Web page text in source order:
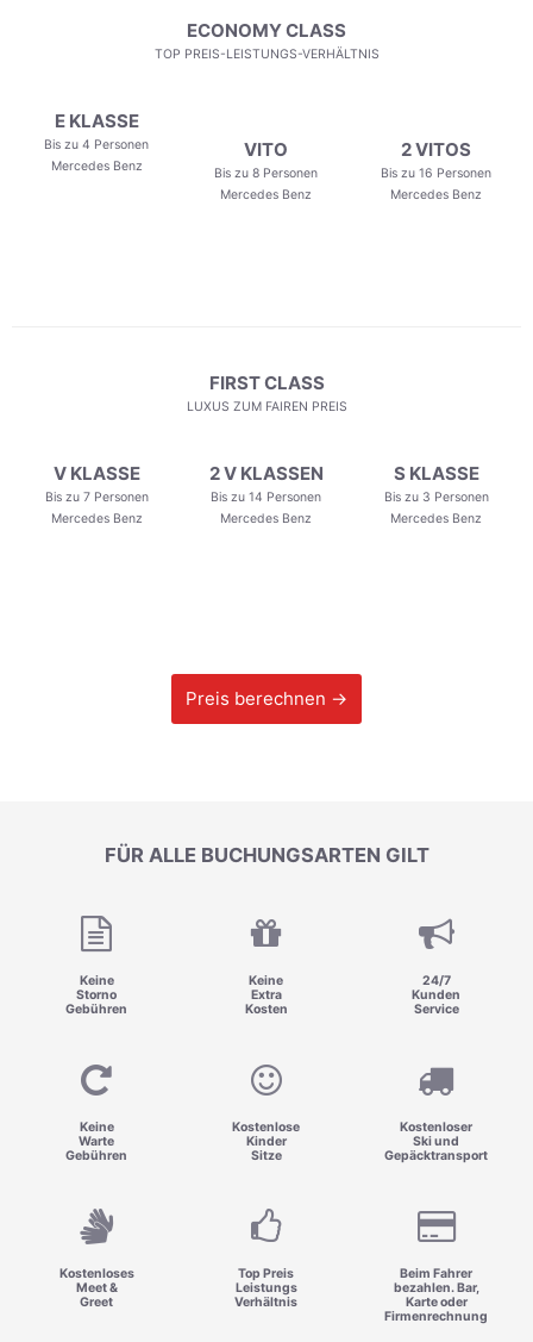
ECONOMY CLASS
TOP PREIS-LEISTUNGS-VERHÄLTNIS
E KLASSE
Bis zu 4 Personen
Mercedes Benz
VITO
Bis zu 8 Personen
Mercedes Benz
2 VITOS
Bis zu 16 Personen
Mercedes Benz
FIRST CLASS
LUXUS ZUM FAIREN PREIS
V KLASSE
Bis zu 7 Personen
Mercedes Benz
2 V KLASSEN
Bis zu 14 Personen
Mercedes Benz
S KLASSE
Bis zu 3 Personen
Mercedes Benz
Preis berechnen →
FÜR ALLE BUCHUNGSARTEN GILT
Keine
Storno
Gebühren
Keine
Extra
Kosten
24/7
Kunden
Service
Keine
Warte
Gebühren
Kostenlose
Kinder
Sitze
Kostenloser
Ski und
Gepäcktransport
Kostenloses
Meet &
Greet
Top Preis
Leistungs
Verhältnis
Beim Fahrer
bezahlen. Bar,
Karte oder
Firmenrechnung